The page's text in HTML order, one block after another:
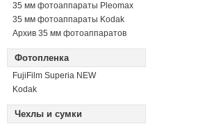
35 мм фотоаппараты Pleomax
35 мм фотоаппараты Kodak
Архив 35 мм фотоаппаратов
Фотопленка
FujiFilm Superia NEW
Kodak
Чехлы и сумки